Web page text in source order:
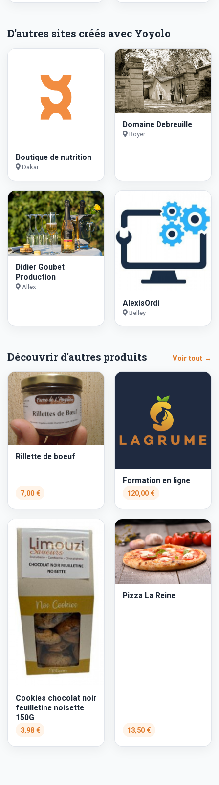
D'autres sites créés avec Yoyolo
Boutique de nutrition
Dakar
Domaine Debreuille
Royer
Didier Goubet
Production
Allex
AlexisOrdi
Belley
Découvrir d'autres produits Voir tout →
Rillette de boeuf
7,00 €
Formation en ligne
120,00 €
Cookies chocolat noir
feuilletine noisette
150G
3,98 €
Pizza La Reine
13,50 €